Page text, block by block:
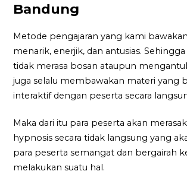
Bandung
Metode pengajaran yang kami
menarik, enerjik, dan antusias.
tidak merasa bosan ataupun
juga selalu membawakan materi yang
interaktif dengan peserta secara
Maka dari itu para peserta akan
hypnosis secara tidak langsung yang
para peserta semangat dan bergairah
melakukan suatu hal.